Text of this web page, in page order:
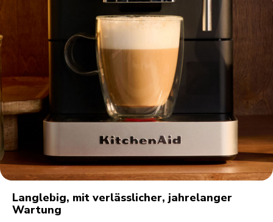
Langlebig, mit verlässlicher, jahrelanger
Wartung